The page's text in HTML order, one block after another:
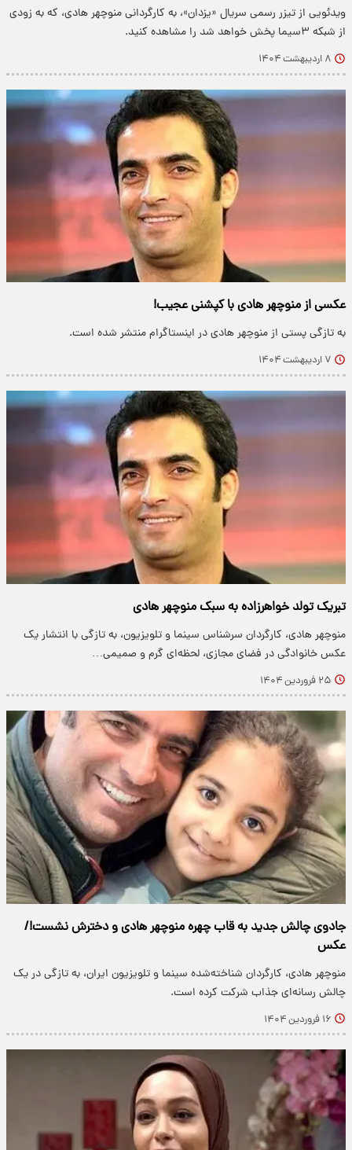
​ویدئویی از تیزر رسمی سریال «یزدان»، به کارگردانی منوچهر هادی، که به زودی
از شبکه ۳سیما پخش خواهد شد را مشاهده کنید.
۸ اردیبهشت ۱۴۰۴
عکسی از منوچهر هادی با کپشنی عجیب!
به تازگی پستی از منوچهر هادی در اینستاگرام منتشر شده است.
۷ اردیبهشت ۱۴۰۴
تبریک تولد خواهرزاده به سبک منوچهر هادی
منوچهر هادی، کارگردان سرشناس سینما و تلویزیون، به تازگی با انتشار یک
عکس خانوادگی در فضای مجازی، لحظه‌ای گرم و صمیمی…
۲۵ فروردین ۱۴۰۴
جادوی چالش جدید به قاب چهره منوچهر هادی و دخترش نشست!/
عکس
منوچهر هادی، کارگردان شناخته‌شده سینما و تلویزیون ایران، به تازگی در یک
چالش رسانه‌ای جذاب شرکت کرده است.
۱۶ فروردین ۱۴۰۴